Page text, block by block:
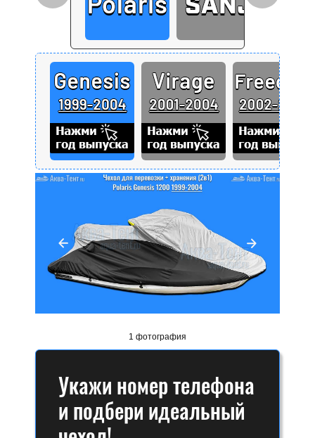
1 фотография
Укажи номер телефона
и подбери идеальный